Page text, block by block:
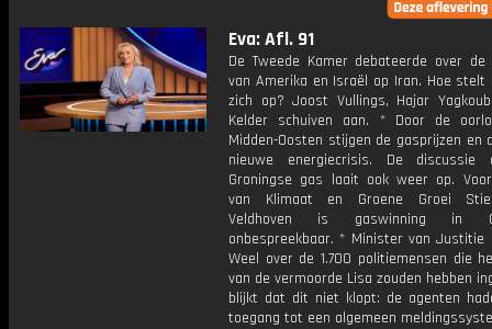
Eva: Afl. 91
De Tweede Kamer debateerde over de
van Amerika en Israël op Iran. Hoe stelt
zich op? Joost Vullings, Hajar
Kelder schuiven aan. * Door de
Midden-Oosten stijgen de gasprijzen en
nieuwe energiecrisis. De discussie
Groningse gas laait ook weer op.
van Klimaat en Groene Groei
Veldhoven is gaswinning in
onbespreekbaar. * Minister van Justitie
Weel over de 1.700 politiemensen die
van de vermoorde Lisa zouden hebben
blijkt dat dit niet klopt: de agenten
toegang tot een algemeen